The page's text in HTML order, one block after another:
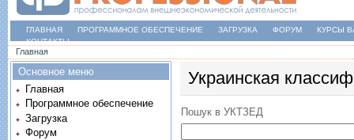
ГЛАВНАЯ ПРОГРАММНОЕ ОБЕСПЕЧЕНИЕ ЗАГРУЗКА ФОРУМ
КУРСЫ
КОНТАКТЫ
Вы здесь
Главная
Украинская
Пошук в УКТЗЕД
Основное меню
Главная
Программное обеспечение
Загрузка
Форум